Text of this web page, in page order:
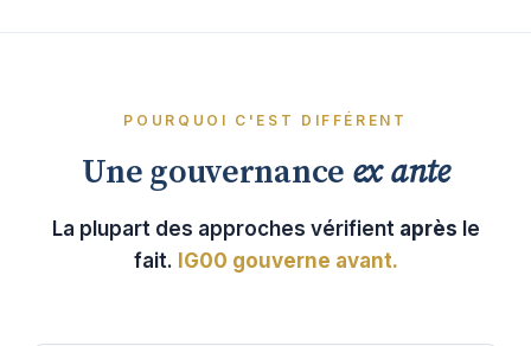
POURQUOI C'EST DIFFÉRENT
Une gouvernance ex ante
La plupart des approches vérifient après le
fait. IG00 gouverne avant.